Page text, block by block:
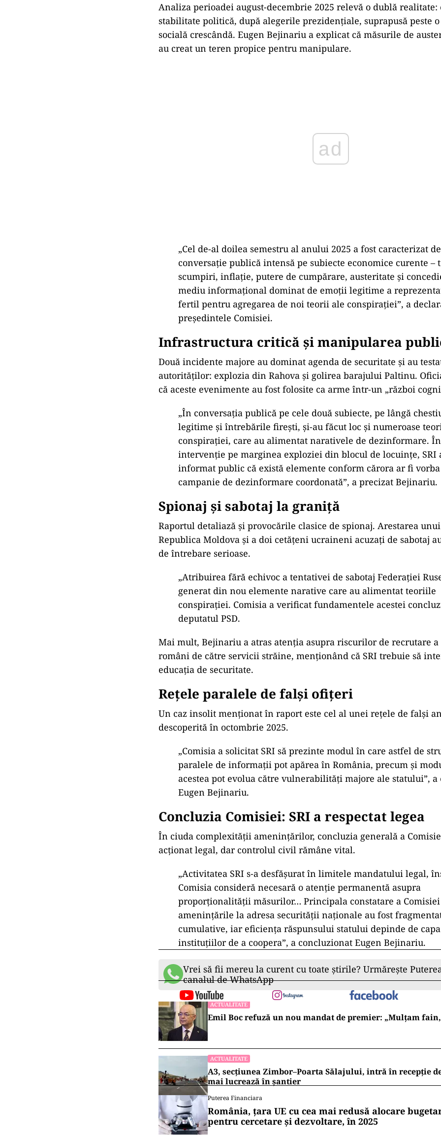
Analiza perioadei august-decembrie 2025 relevă o dublă realitate:
stabilitate politică, după alegerile prezidențiale, suprapusă peste
socială crescândă. Eugen Bejinariu a explicat că măsurile de
au creat un teren propice pentru manipulare.
„Cel de-al doilea semestru al anului 2025 a fost caracterizat
conversaţie publică intensă pe subiecte economice curente –
scumpiri, inflaţie, putere de cumpărare, austeritate şi
mediu informaţional dominat de emoţii legitime a
fertil pentru agregarea de noi teorii ale conspiraţiei”, a
președintele Comisiei.
Infrastructura critică și manipularea
Două incidente majore au dominat agenda de securitate și au
autorităților: explozia din Rahova și golirea barajului Paltinu.
că aceste evenimente au fost folosite ca arme într-un „război
„În conversaţia publică pe cele două subiecte, pe lângă
legitime şi întrebările fireşti, şi-au făcut loc şi numeroase
conspiraţiei, care au alimentat narativele de dezinformare.
intervenţie pe marginea exploziei din blocul de locuinţe, SRI
informat public că există elemente conform cărora ar fi
campanie de dezinformare coordonată”, a precizat Bejinariu.
Spionaj și sabotaj la graniță
Raportul detaliază și provocările clasice de spionaj. Arestarea
Republica Moldova și a doi cetățeni ucraineni acuzați de sabotaj
de întrebare serioase.
„Atribuirea fără echivoc a tentativei de sabotaj Federaţiei
generat din nou elemente narative care au alimentat teoriile
conspiraţiei. Comisia a verificat fundamentele acestei
deputatul PSD.
Mai mult, Bejinariu a atras atenția asupra riscurilor de recrutare
români de către servicii străine, menționând că SRI trebuie să
educația de securitate.
Rețele paralele de falși ofițeri
Un caz insolit menționat în raport este cel al unei rețele de falși
descoperită în octombrie 2025.
„Comisia a solicitat SRI să prezinte modul în care astfel de
paralele de informaţii pot apărea în România, precum şi
acestea pot evolua către vulnerabilităţi majore ale statului”,
Eugen Bejinariu.
Concluzia Comisiei: SRI a respectat legea
În ciuda complexității amenințărilor, concluzia generală a
acționat legal, dar controlul civil rămâne vital.
„Activitatea SRI s-a desfăşurat în limitele mandatului legal,
Comisia consideră necesară o atenţie permanentă asupra
proporţionalităţii măsurilor… Principala constatare a Comisiei
ameninţările la adresa securităţii naţionale au fost
cumulative, iar eficienţa răspunsului statului depinde de
instituţiilor de a coopera”, a concluzionat Eugen Bejinariu.
Vrei să fii mereu la curent cu toate știrile? Urmărește
canalul de WhatsApp
ACTUALITATE
Emil Boc refuză un nou mandat de premier: „Mulțam
ACTUALITATE
A3, secțiunea Zimbor–Poarta Sălajului, intră în recepție
mai lucrează în șantier
Puterea Financiara
România, țara UE cu cea mai redusă alocare
pentru cercetare și dezvoltare, în 2025